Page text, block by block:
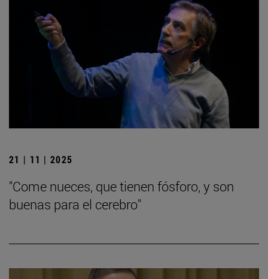
21 | 11 | 2025
"Come nueces, que tienen fósforo, y son
buenas para el cerebro"